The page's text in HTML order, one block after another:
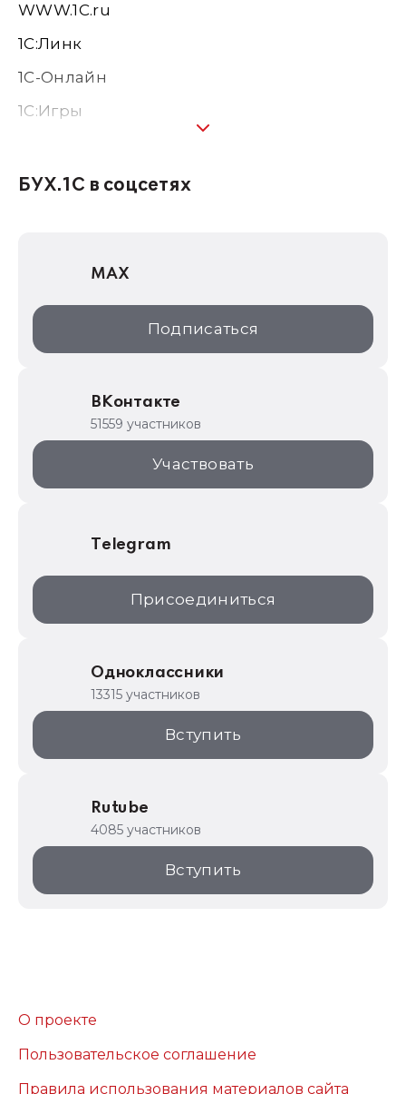
WWW.1С.ru
1С:Линк
1С-Онлайн
1C:Игры
1С:Консалтинг
1С:Дистрибьюция
1С:Образование
ИТС.1C.ru
1С:Торговая площадка
БУХ.1С в соцсетях
MAX
Подписаться
ВКонтакте
51559 участников
Участвовать
Telegram
Присоединиться
Одноклассники
13315 участников
Вступить
Rutube
4085 участников
Вступить
О проекте
Пользовательское соглашение
Правила использования материалов сайта